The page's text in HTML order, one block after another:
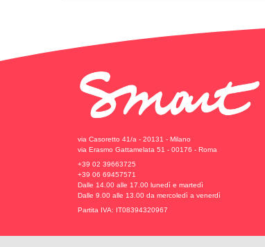
via Casoretto 41/a - 20131 - Milano
via Erasmo Gattamelata 51 - 00176 - Roma
+39 02 39663725
+39 06 69457571
Dalle 14.00 alle 17.00 lunedì e martedì
Dalle 9.00 alle 13.00 da mercoledì a venerdì
Partita IVA: IT08394320967